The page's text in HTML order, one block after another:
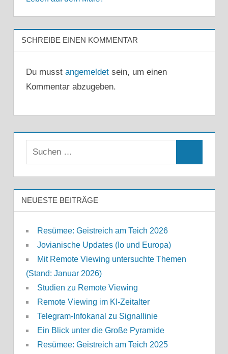
SCHREIBE EINEN KOMMENTAR
Du musst angemeldetsein, um einen
Kommentar abzugeben.
NEUESTE BEITRÄGE
Resümee: Geistreich am Teich 2026
Jovianische Updates (Io und Europa)
Mit Remote Viewing untersuchte Themen
(Stand: Januar 2026)
Studien zu Remote Viewing
Remote Viewing im KI-Zeitalter
Telegram-Infokanal zu Signallinie
Ein Blick unter die Große Pyramide
Resümee: Geistreich am Teich 2025